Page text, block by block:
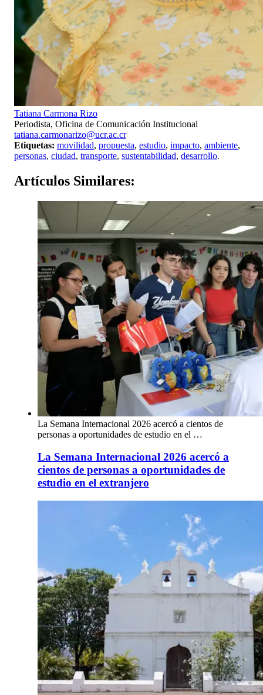
Tatiana Carmona Rizo
Periodista, Oficina de Comunicación Institucional
tatiana.carmonarizo@ucr.ac.cr
Etiquetas: movilidad, propuesta, estudio, impacto, ambiente,
personas, ciudad, transporte, sustentabilidad, desarrollo.
Artículos Similares:
La Semana Internacional 2026 acercó a cientos de
personas a oportunidades de estudio en el …
La Semana Internacional 2026 acercó a
cientos de personas a oportunidades de
estudio en el extranjero